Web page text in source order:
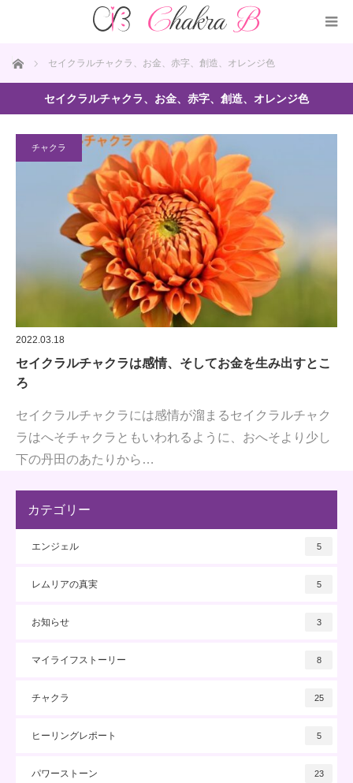
ホーム セイクラルチャクラ、お金、赤字、創造、オレンジ色
セイクラルチャクラ、お金、赤字、創造、オレンジ色
チャクラ
2022.03.18
セイクラルチャクラは感情、そしてお金を生み出すとこ
ろ
セイクラルチャクラには感情が溜まるセイクラルチャク
ラはへそチャクラともいわれるように、おへそより少し
下の丹田のあたりから…
カテゴリー
エンジェル 5
レムリアの真実 5
お知らせ 3
マイライフストーリー 8
チャクラ 25
ヒーリングレポート 5
パワーストーン 23